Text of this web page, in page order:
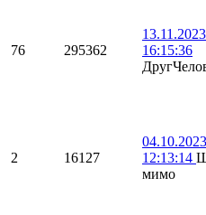
76 295362
13.11.2023
16:15:36
2 16127
04.10.2023
12:13:14
мимо